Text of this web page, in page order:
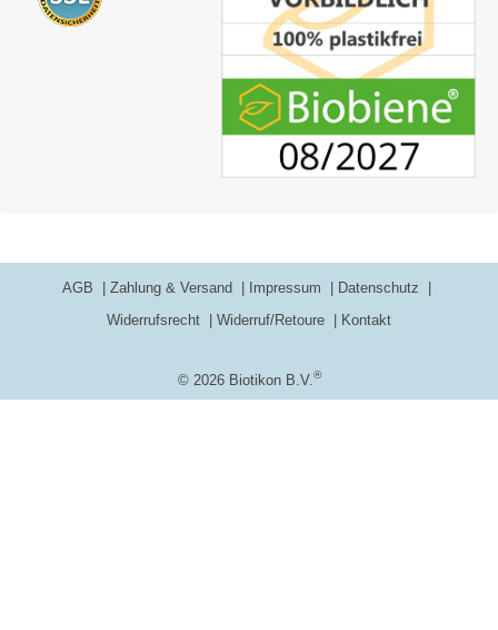
© 2026 Biotikon B.V.®
AGB Zahlung & Versand Impressum
Datenschutz
Widerrufsrecht
Widerruf/Retoure Kontakt